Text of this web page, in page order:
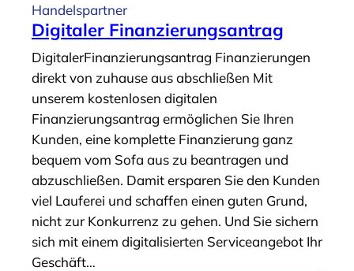
s
“
e
l
„
D
i
g
i
t
a
l
e
Handelspartner
Digitaler Finanzierungsantrag
DigitalerFinanzierungsantrag Finanzierungen
direkt von zuhause aus abschließen Mit
unserem kostenlosen digitalen
Finanzierungsantrag ermöglichen Sie Ihren
Kunden, eine komplette Finanzierung ganz
bequem vom Sofa aus zu beantragen und
abzuschließen. Damit ersparen Sie den Kunden
viel Lauferei und schaffen einen guten Grund,
nicht zur Konkurrenz zu gehen. Und Sie sichern
sich mit einem digitalisierten Serviceangebot Ihr
Geschäft…